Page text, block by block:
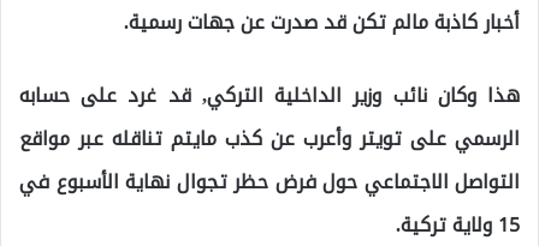
أخبار كاذبة مالم تكن قد صدرت عن جهات رسمية.
هذا وكان نائب وزير الداخلية التركي, قد غرد على حسابه
الرسمي على تويتر وأعرب عن كذب مايتم تناقله عبر مواقع
التواصل الاجتماعي حول فرض حظر تجوال نهاية الأسبوع في
15 ولاية تركية.